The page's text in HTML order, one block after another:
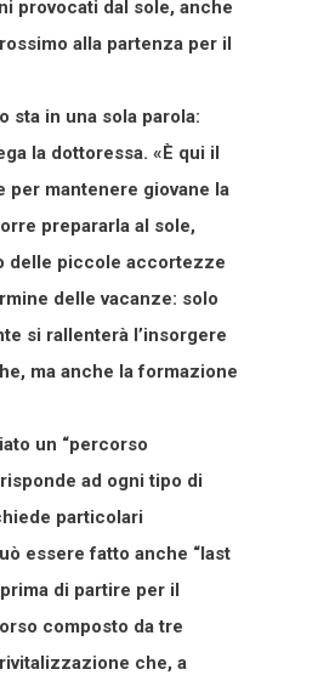
provocati dal sole, anche
alla partenza per il
sta in una sola parola:
la dottoressa. «È qui il
per mantenere giovane la
prepararla al sole,
delle piccole accortezze
delle vacanze: solo
si rallenterà l’insorgere
ma anche la formazione
un “percorso
ad ogni tipo di
particolari
essere fatto anche “last
di partire per il
composto da tre
che, a